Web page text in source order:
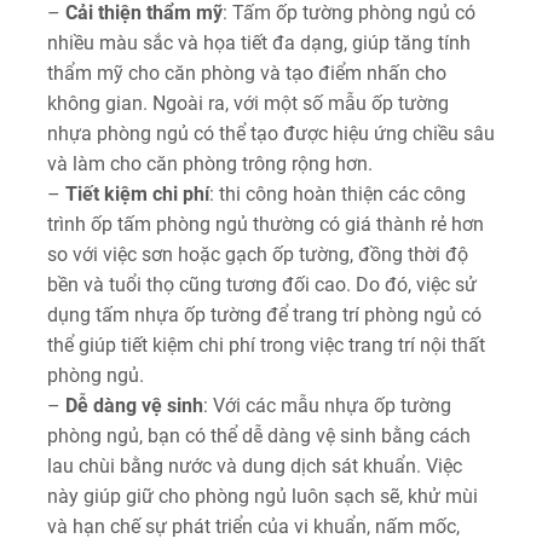
– Cải thiện thẩm mỹ: Tấm ốp tường phòng ngủ có
nhiều màu sắc và họa tiết đa dạng, giúp tăng tính
thẩm mỹ cho căn phòng và tạo điểm nhấn cho
không gian. Ngoài ra, với một số mẫu ốp tường
nhựa phòng ngủ có thể tạo được hiệu ứng chiều sâu
và làm cho căn phòng trông rộng hơn.
– Tiết kiệm chi phí: thi công hoàn thiện các công
trình ốp tấm phòng ngủ thường có giá thành rẻ hơn
so với việc sơn hoặc gạch ốp tường, đồng thời độ
bền và tuổi thọ cũng tương đối cao. Do đó, việc sử
dụng tấm nhựa ốp tường để trang trí phòng ngủ có
thể giúp tiết kiệm chi phí trong việc trang trí nội thất
phòng ngủ.
– Dễ dàng vệ sinh: Với các mẫu nhựa ốp tường
phòng ngủ, bạn có thể dễ dàng vệ sinh bằng cách
lau chùi bằng nước và dung dịch sát khuẩn. Việc
này giúp giữ cho phòng ngủ luôn sạch sẽ, khử mùi
và hạn chế sự phát triển của vi khuẩn, nấm mốc,